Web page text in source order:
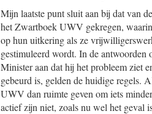
Mijn laatste punt sluit aan bij dat van
het Zwartboek UWV gekregen,
op hun uitkering als ze
gestimuleerd wordt. In de antwoorden
Minister aan dat hij het probleem ziet
gebeurd is, gelden de huidige regels.
UWV dan ruimte geven om iets
actief zijn niet, zoals nu wel het geval